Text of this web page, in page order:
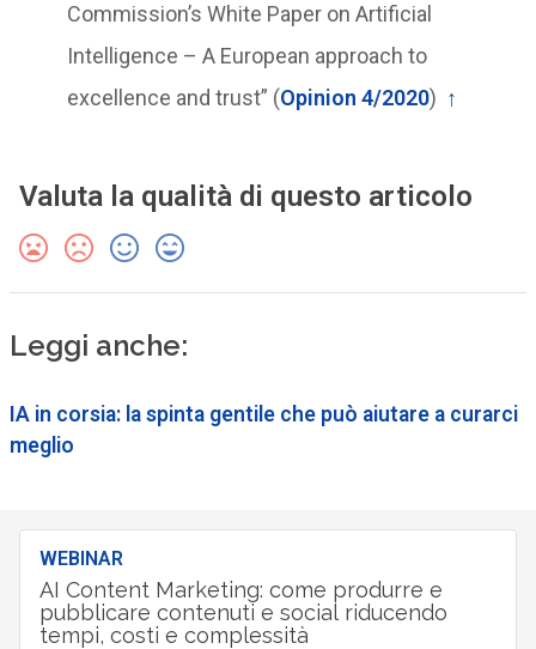
Commission’s White Paper on Artificial
Intelligence – A European approach to
excellence and trust” (Opinion 4/2020) ↑
Valuta la qualità di questo articolo
Leggi anche:
IA in corsia: la spinta gentile che può aiutare a curarci
meglio
WEBINAR
AI Content Marketing: come produrre e
pubblicare contenuti e social riducendo
tempi, costi e complessità